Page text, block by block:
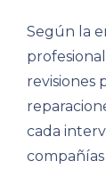
Según la
revisiones
cada